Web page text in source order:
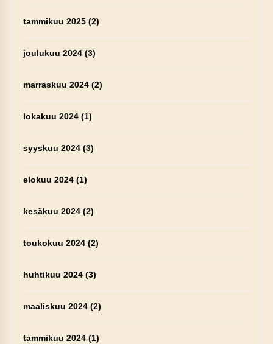
tammikuu 2025(2)
joulukuu 2024(3)
marraskuu 2024(2)
lokakuu 2024(1)
syyskuu 2024(3)
elokuu 2024(1)
kesäkuu 2024(2)
toukokuu 2024(2)
huhtikuu 2024(3)
maaliskuu 2024(2)
tammikuu 2024(1)